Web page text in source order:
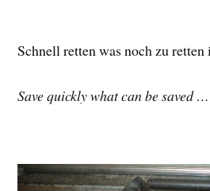
Schnell retten was noch zu
Save quickly what can be saved …